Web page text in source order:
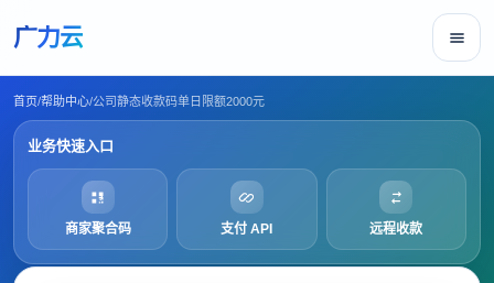
广力云
首页/帮助中心/公司静态收款码单日限额2000元
业务快速入口
商家聚合码 支付 API 远程收款